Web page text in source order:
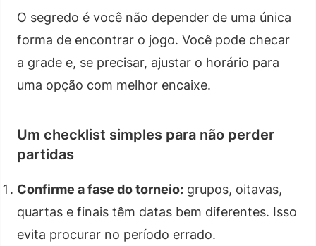
O segredo é você não depender de uma única
forma de encontrar o jogo. Você pode checar
a grade e, se precisar, ajustar o horário para
uma opção com melhor encaixe.
Um checklist simples para não perder
partidas
Confirme a fase do torneio: grupos, oitavas,
quartas e finais têm datas bem diferentes. Isso
evita procurar no período errado.